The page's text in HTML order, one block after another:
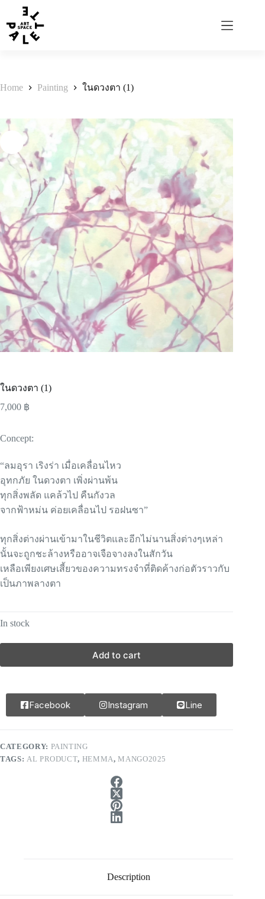
Home Painting ในดวงตา (1)
ในดวงตา (1)
7,000 ฿
Concept:
“ลมอุรา เริงร่า เมื่อเคลื่อนไหว
อุทกภัย ในดวงตา เพิ่งผ่านพ้น
ทุกสิ่งพลัด แคล้วไป คืนกังวล
จากฟ้าหม่น ค่อยเคลื่อนไป รอฝนซา”
ทุกสิ่งต่างผ่านเข้ามาในชีวิตและอีกไม่นานสิ่งต่างๆเหล่า
นั้นจะถูกชะล้างหรืออาจเจือจางลงในสักวัน
เหลือเพียงเศษเสี้ยวของความทรงจำที่ติดค้างก่อตัวราวกับ
เป็นภาพลางตา
In stock
Add to cart
Facebook Instagram Line
CATEGORY: PAINTING
TAGS: AL PRODUCT, HEMMA,MANGO2025
Description